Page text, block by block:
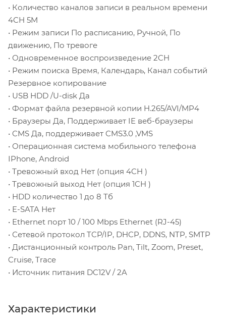
• Количество каналов записи в реальном времени
4CH 5M
• Режим записи По расписанию, Ручной, По
движению, По тревоге
• Одновременное воспроизведение 2CH
• Режим поиска Время, Календарь, Канал событий
Резервное копирование
• USB HDD /U-disk Да
• Формат файла резервной копии H.265/AVI/MP4
• Браузеры Да, Поддерживает IE веб-браузеры
• CMS Да, поддерживает CMS3.0 ,VMS
• Операционная система мобильного телефона
IPhone, Android
• Тревожный вход Нет (опция 4CH )
• Тревожный выход Нет (опция 1CH )
• HDD количество 1 до 8 Тб
• E-SATA Нет
• Ethernet порт 10 / 100 Mbps Ethernet (RJ-45)
• Сетевой протокол TCP/IP, DHCP, DDNS, NTP, SMTP
• Дистанционный контроль Pan, Tilt, Zoom, Preset,
Cruise, Trace
• Источник питания DC12V / 2A
Характеристики